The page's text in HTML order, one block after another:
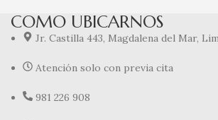
COMO UBICARNOS
Jr. Castilla 443, Magdalena del Mar,
Atención solo con previa cita
981 226 908